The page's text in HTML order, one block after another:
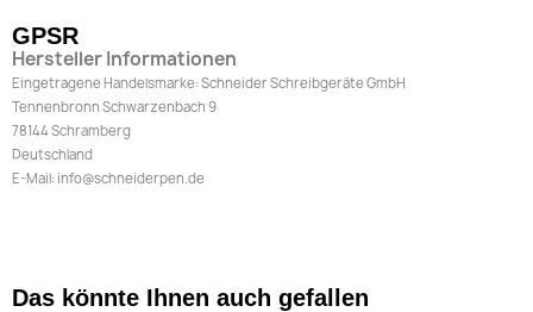
GPSR
Hersteller Informationen
Eingetragene Handelsmarke: Schneider Schreibgeräte GmbH
Tennenbronn Schwarzenbach 9
78144 Schramberg
Deutschland
E-Mail: info@schneiderpen.de
Das könnte Ihnen auch gefallen